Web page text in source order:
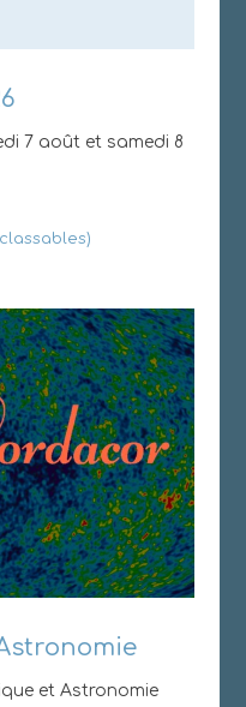
7 août et samedi 8
et Astronomie